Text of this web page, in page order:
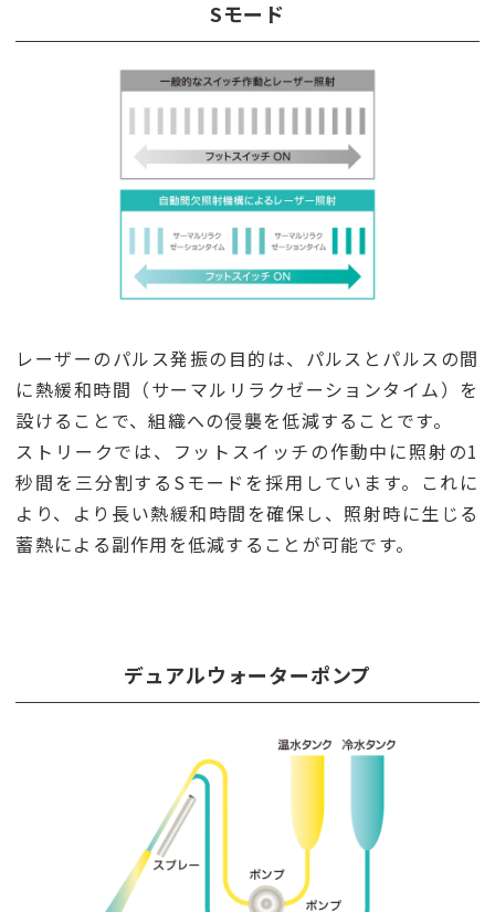
Sモード
レーザーのパルス発振の目的は、パルスとパルスの間
に熱緩和時間（サーマルリラクゼーションタイム）を
設けることで、組織への侵襲を低減することです。
ストリークでは、フットスイッチの作動中に照射の1
秒間を三分割するSモードを採用しています。これに
より、より長い熱緩和時間を確保し、照射時に生じる
蓄熱による副作用を低減することが可能です。
デュアルウォーターポンプ